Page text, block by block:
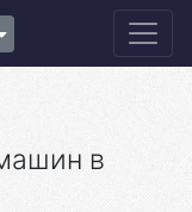
в